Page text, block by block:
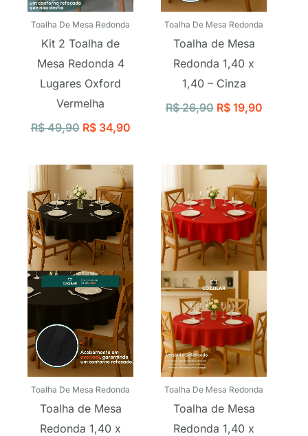
Toalha De Mesa Redonda
Kit 2 Toalha de
Mesa Redonda 4
Lugares Oxford
Vermelha
R$49,90 R$34,90
Toalha De Mesa Redonda
Toalha de Mesa
Redonda 1,40 x
1,40 – Cinza
R$26,90 R$19,90
Toalha De Mesa Redonda
Toalha de Mesa
Redonda 1,40 x
O
preço
original
era:
R$ 26,90.
O
preço
é:
R$ 19,90.
Toalha De Mesa Redonda
Toalha de Mesa
Redonda 1,40 x
O
preço
original
era:
R$ 26,90.
O
preço
é:
R$